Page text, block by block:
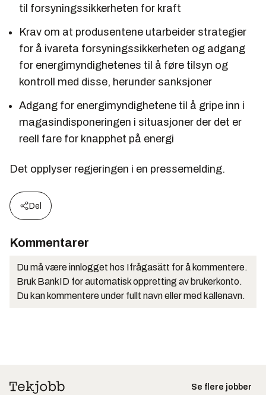
til forsyningssikkerheten for kraft
Krav om at produsentene utarbeider strategier
for å ivareta forsyningssikkerheten og adgang
for energimyndighetenes til å føre tilsyn og
kontroll med disse, herunder sanksjoner
Adgang for energimyndighetene til å gripe inn i
magasindisponeringen i situasjoner der det er
reell fare for knapphet på energi
Det opplyser regjeringen i en pressemelding.
Del
Kommentarer
Du må være innlogget hos Ifrågasätt for å kommentere.
Bruk BankID for automatisk oppretting av brukerkonto.
Du kan kommentere under fullt navn eller med kallenavn.
Se flere jobber